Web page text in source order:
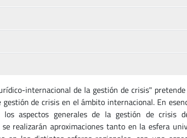
internacional de la gestión de crisis"
gestión de crisis en el ámbito internacional. En
aspectos generales de la gestión de crisis
realizarán aproximaciones tanto en la esfera